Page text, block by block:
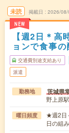
未読
NEW
掲載日 2026/08/
【週2日＊
ョンで食事
交通費別途支給あり
派遣
勤務地 茨城県
野上原
曜日頻度
★週2日
日の組